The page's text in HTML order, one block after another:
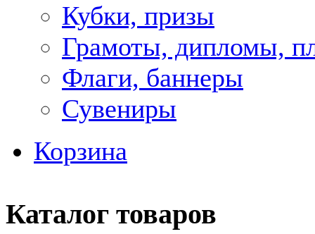
Кубки, призы
Грамоты, дипломы,
Флаги, баннеры
Сувениры
Корзина
Каталог товаров